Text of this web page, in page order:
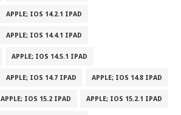
APPLE; IOS 14.2.1 IPAD
APPLE; IOS 14.4.1 IPAD
APPLE; IOS 14.5.1 IPAD
APPLE; IOS 14.7 IPAD APPLE; IOS 14.8 IPAD
APPLE; IOS 15.2 IPAD APPLE; IOS 15.2.1 IPAD